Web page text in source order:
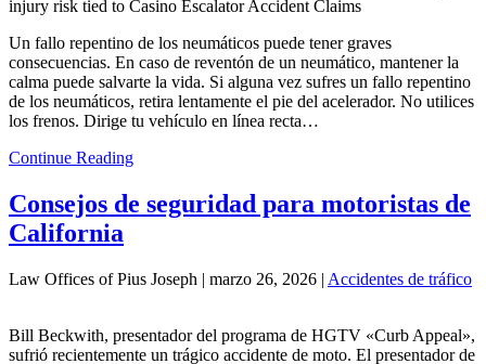
Un fallo repentino de los neumáticos puede tener graves
consecuencias. En caso de reventón de un neumático, mantener la
calma puede salvarte la vida. Si alguna vez sufres un fallo repentino
de los neumáticos, retira lentamente el pie del acelerador. No utilices
los frenos. Dirige tu vehículo en línea recta…
Continue Reading
Consejos de seguridad para motoristas de
California
Law Offices of Pius Joseph | marzo 26, 2026 | Accidentes de tráfico
Bill Beckwith, presentador del programa de HGTV «Curb Appeal»,
sufrió recientemente un trágico accidente de moto. El presentador de